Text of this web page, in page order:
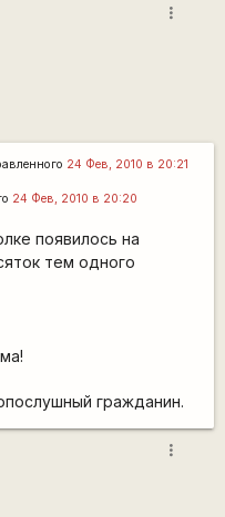
more_vert
24 Фев, 2010 в 20:21
24 Фев, 2010 в 20:20
появилось на
тем одного
гражданин.
more_vert